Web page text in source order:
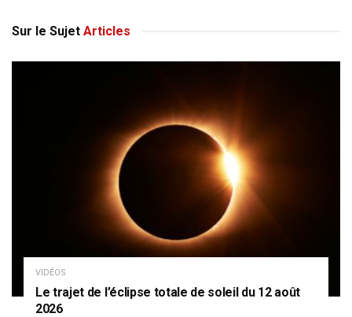
Sur le Sujet Articles
VIDÉOS
Le trajet de l’éclipse totale de soleil du 12 août
2026